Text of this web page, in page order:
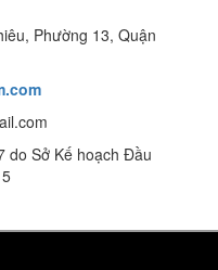
Phường 13, Quận
do Sở Kế hoạch Đầu